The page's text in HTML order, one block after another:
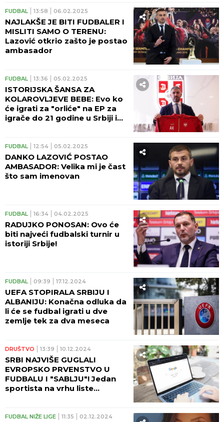
FUDBAL 13:58 06.02.2025
NAJLAKŠE JE BITI FUDBALER I
MISLITI SAMO O TERENU:
Lazović otkrio zašto je postao
ambasador
FUDBAL 13:36 05.02.2025
ISTORIJSKA ŠANSA ZA
KOLAROVLJEVE BEBE: Evo ko
će igrati za "orliće" na EP za
igrače do 21 godine u Srbiji i
FUDBAL 12:54 05.02.2025
DANKO LAZOVIĆ POSTAO
AMBASADOR: Velika mi je čast
što sam imenovan
FUDBAL 16:34 04.02.2025
RADUJKO PONOSAN: Ovo će
biti najveći fudbalski turnir u
istoriji Srbije!
FUDBAL 09:39 17.12.2024
UEFA STOPIRALA SRBIJU I
ALBANIJU: Konačna odluka da
li će se fudbal igrati u dve
zemlje tek za dva meseca
DRUŠTVO 13:39 10.12.2024
SRBI NAJVIŠE GUGLALI
EVROPSKO PRVENSTVO U
FUDBALU I "SABLJU"! Jedan
sportista na vrhu liste
FUDBAL NIŽE LIGE 11:35 02.12.2024